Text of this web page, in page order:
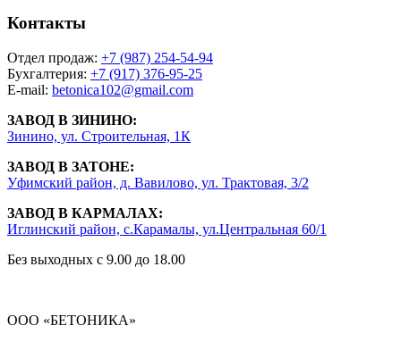
Контакты
Отдел продаж: +7 (987) 254-54-94
Бухгалтерия: +7 (917) 376-95-25
E-mail: betonica102@gmail.com
ЗАВОД В ЗИНИНО:
Зинино, ул. Строительная, 1К
ЗАВОД В ЗАТОНЕ:
Уфимский район, д. Вавилово, ул. Трактовая, 3/2
ЗАВОД В КАРМАЛАХ:
Иглинский район, с.Карамалы, ул.Центральная 60/1
Без выходных с 9.00 до 18.00
ООО «БЕТОНИКА»